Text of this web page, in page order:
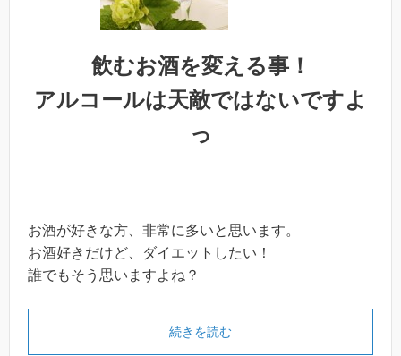
飲むお酒を変える事！
アルコールは天敵ではないですよ
っ
お酒が好きな方、非常に多いと思います。
お酒好きだけど、ダイエットしたい！
誰でもそう思いますよね？
続きを読む